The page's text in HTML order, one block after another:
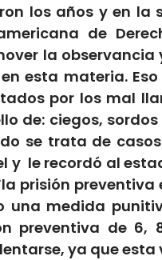
los años y en la
de
la
en esta materia.
por los mal
de: ciegos,
se trata de
y le recordó al
prisión preventiva
una medida
preventiva de 6,
ya que esta